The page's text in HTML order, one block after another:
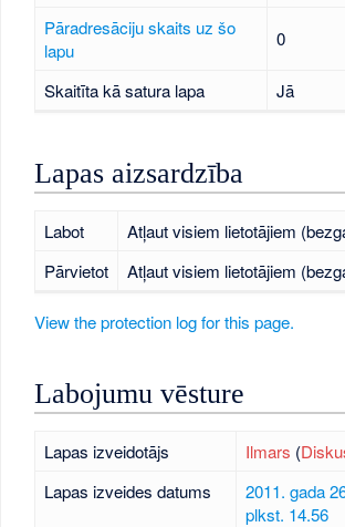
Pāradresāciju skaits uz šo
lapu
0
Skaitīta kā satura lapa Jā
Lapas aizsardzība
Labot
Atļaut visiem lietotājiem
Pārvietot
Atļaut visiem lietotājiem
View the protection log for this page.
Labojumu vēsture
Lapas izveidotājs Ilmars (
Lapas izveides datums
2011. gada
plkst. 14.56